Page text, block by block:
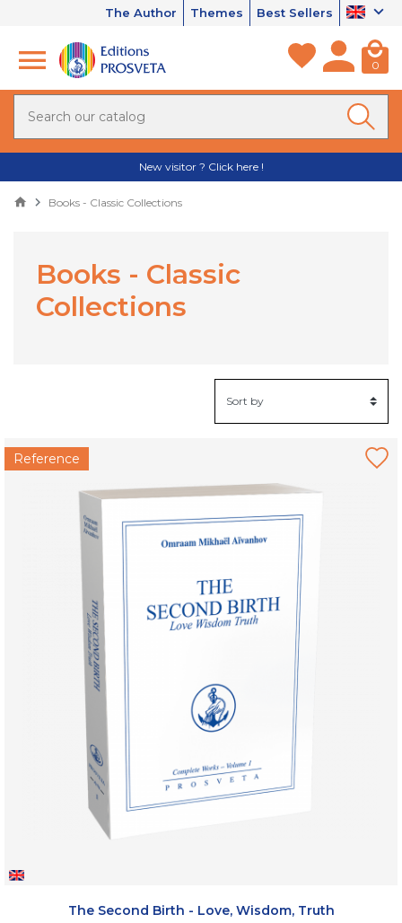
The Author Themes Best Sellers
0
New visitor ? Click here !
Books - Classic Collections
Books - Classic
Collections
Reference
The Second Birth - Love, Wisdom, Truth